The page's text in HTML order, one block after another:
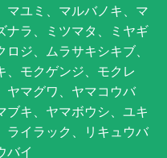
マユミ、マルバノキ、マ
ナラ、ミツマタ、ミヤギ
ジ、ムラサキシキブ、
、モクゲンジ、モクレ
ヤマグワ、ヤマコウバ
ブキ、ヤマボウシ、ユキ
ライラック、リキュウバ
バイ